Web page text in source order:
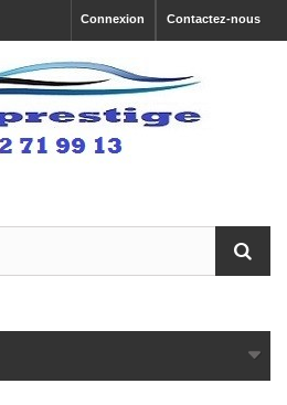
Contactez-nous
Connexion